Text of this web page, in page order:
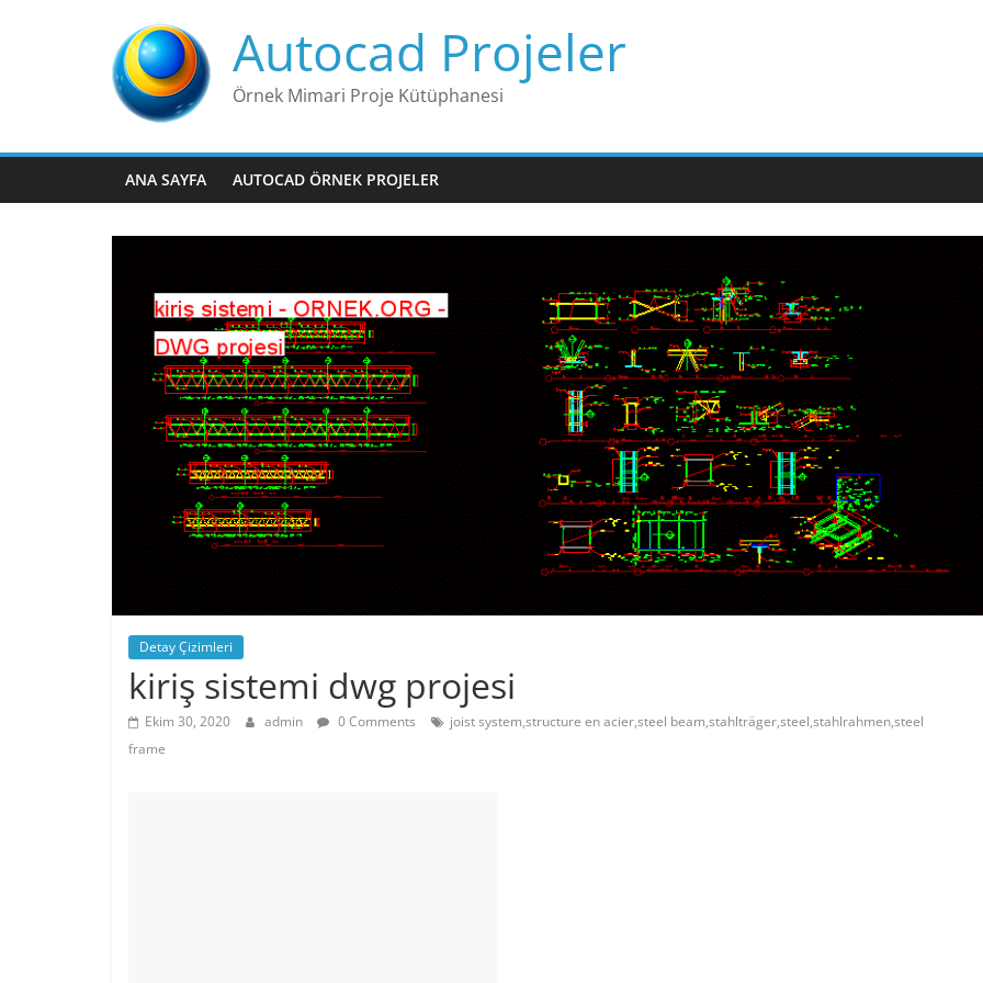
Autocad Projeler
Örnek Mimari Proje Kütüphanesi
ANA SAYFA AUTOCAD ÖRNEK PROJELER
Detay Çizimleri
kiriş sistemi dwg projesi
Ekim 30, 2020 admin 0 Comments
joist system,structure en acier,steel beam,stahlträger,steel,stahlrahmen,steel
frame